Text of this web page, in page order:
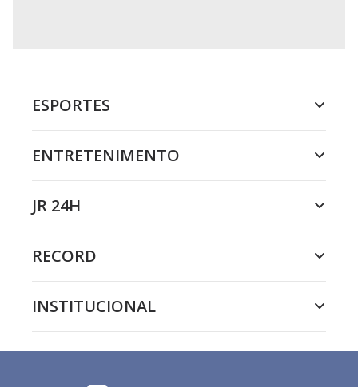
ESPORTES
ENTRETENIMENTO
JR 24H
RECORD
INSTITUCIONAL